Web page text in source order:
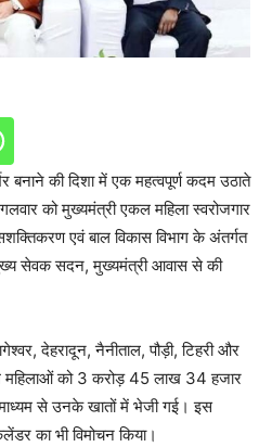
बनाने की दिशा में एक महत्वपूर्ण कदम उठाते
को मुख्यमंत्री एकल महिला स्वरोजगार
एवं बाल विकास विभाग के अंतर्गत
सेवक सदन, मुख्यमंत्री आवास से की
देहरादून, नैनीताल, पौड़ी, टिहरी और
को 3 करोड़ 45 लाख 34 हजार
से उनके खातों में भेजी गई। इस
का भी विमोचन किया।